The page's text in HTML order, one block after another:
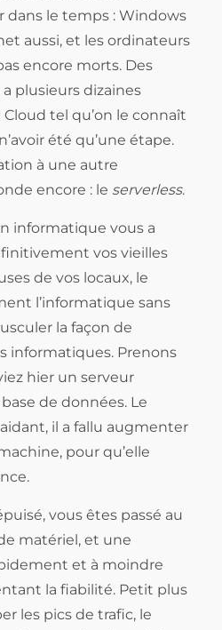
dans le temps : Windows
aussi, et les ordinateurs
encore morts. Des
plusieurs dizaines
Cloud tel qu’on le connaît
été qu’une étape.
à une autre
encore : le serverless.
informatique vous a
vos vieilles
de vos locaux, le
l’informatique sans
la façon de
informatiques. Prenons
hier un serveur
de données. Le
il a fallu augmenter
pour qu’elle
vous êtes passé au
matériel, et une
et à moindre
la fiabilité. Petit plus
les pics de trafic, le